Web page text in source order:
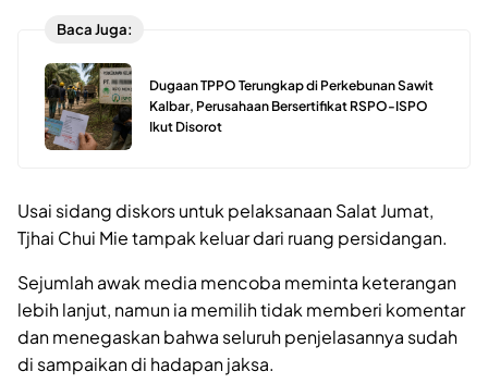
Baca Juga:
Dugaan TPPO Terungkap di Perkebunan Sawit
Kalbar, Perusahaan Bersertifikat RSPO-ISPO
Ikut Disorot
Usai sidang diskors untuk pelaksanaan Salat Jumat,
Tjhai Chui Mie tampak keluar dari ruang persidangan.
Sejumlah awak media mencoba meminta keterangan
lebih lanjut, namun ia memilih tidak memberi komentar
dan menegaskan bahwa seluruh penjelasannya sudah
di sampaikan di hadapan jaksa.